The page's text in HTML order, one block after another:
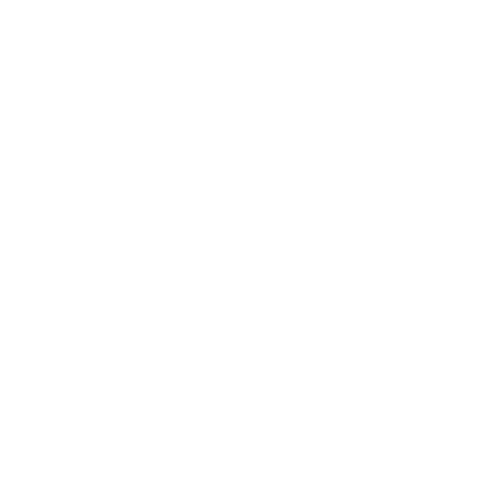
です。
ず変更すること